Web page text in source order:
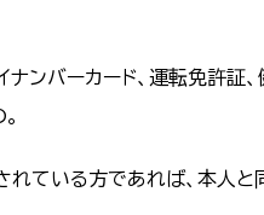
ンバーカード、運転免許証
ている方であれば、本人と